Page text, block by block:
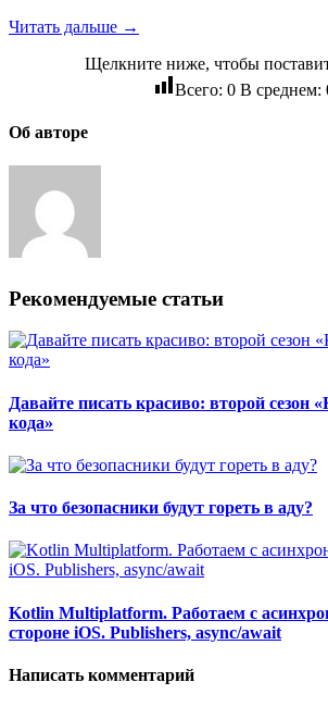
Читать дальше →
Щелкните ниже, чтобы
Всего: 0В среднем:
Об авторе
Рекомендуемые статьи
Давайте писать красиво: второй сезон
кода»
За что безопасники будут гореть в аду?
Kotlin Multiplatform. Работаем с
стороне iOS. Publishers, async/await
Написать комментарий